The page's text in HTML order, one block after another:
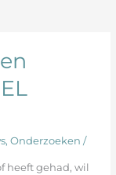
, Onderzoeken /
heeft gehad, wil